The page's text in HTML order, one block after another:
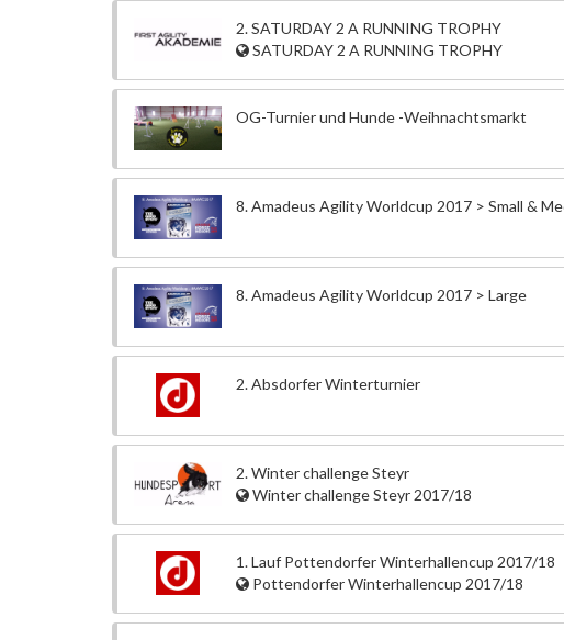
2. SATURDAY 2 A RUNNING TROPHY
SATURDAY 2 A RUNNING TROPHY
OG-Turnier und Hunde -Weihnachtsmarkt
8. Amadeus Agility Worldcup 2017 > Small &
8. Amadeus Agility Worldcup 2017 > Large
2. Absdorfer Winterturnier
2. Winter challenge Steyr
Winter challenge Steyr 2017/18
1. Lauf Pottendorfer Winterhallencup 2017/18
Pottendorfer Winterhallencup 2017/18